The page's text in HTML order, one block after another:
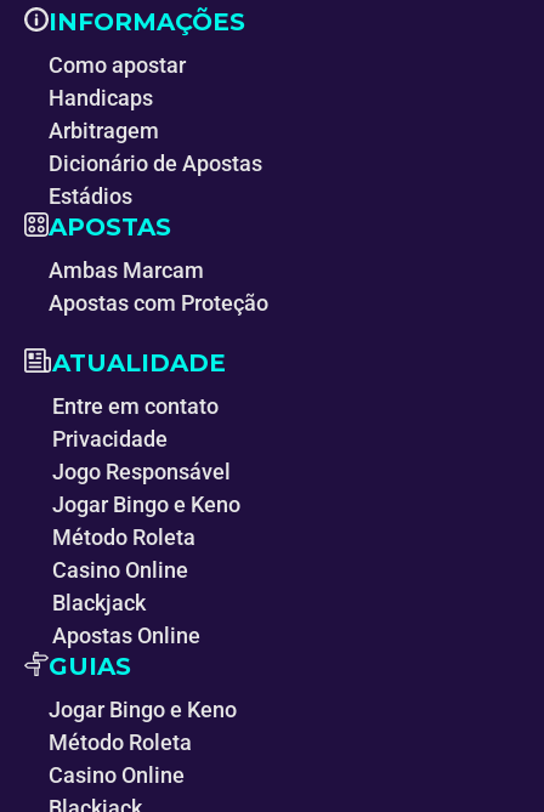
INFORMAÇÕES
Como apostar
Handicaps
Arbitragem
Dicionário de Apostas
Estádios
APOSTAS
Ambas Marcam
Apostas com Proteção
ATUALIDADE
Entre em contato
Privacidade
Jogo Responsável
Jogar Bingo e Keno
Método Roleta
Casino Online
Blackjack
Apostas Online
GUIAS
Jogar Bingo e Keno
Método Roleta
Casino Online